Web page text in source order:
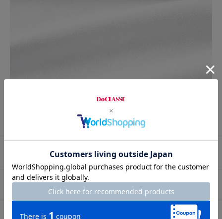
プロコーデ
スタッフコーデ
素材